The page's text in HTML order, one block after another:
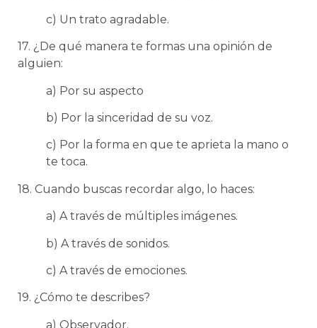
c) Un trato agradable.
17. ¿De qué manera te formas una opinión de
alguien:
a) Por su aspecto
b) Por la sinceridad de su voz.
c) Por la forma en que te aprieta la mano o
te toca.
18. Cuando buscas recordar algo, lo haces:
a) A través de múltiples imágenes.
b) A través de sonidos.
c) A través de emociones.
19. ¿Cómo te describes?
a) Observador.